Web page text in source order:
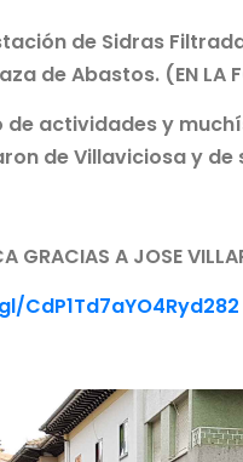
de Sidras
de Abastos. (EN LA
de actividades y
de Villaviciosa y de
GRACIAS A JOSE